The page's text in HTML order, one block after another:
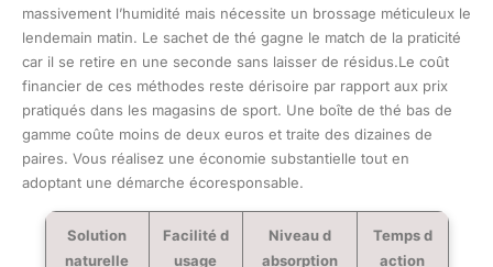
massivement l’humidité mais nécessite un brossage méticuleux le
lendemain matin. Le sachet de thé gagne le match de la praticité
car il se retire en une seconde sans laisser de résidus.Le coût
financier de ces méthodes reste dérisoire par rapport aux prix
pratiqués dans les magasins de sport. Une boîte de thé bas de
gamme coûte moins de deux euros et traite des dizaines de
paires. Vous réalisez une économie substantielle tout en
adoptant une démarche écoresponsable.
Solution
naturelle
Facilité d
usage
Niveau d
absorption
Temps d
action